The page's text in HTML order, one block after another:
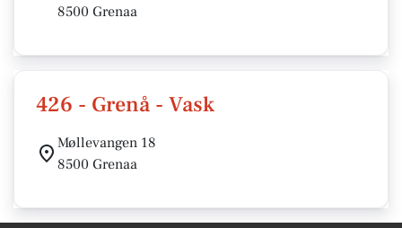
8500 Grenaa
426 - Grenå - Vask
Møllevangen 18
8500 Grenaa